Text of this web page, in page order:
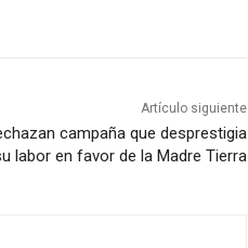
Artículo siguiente
campaña que desprestigia
labor en favor de la Madre Tierra